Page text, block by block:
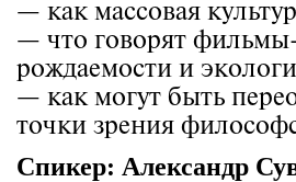
— как массовая
— что говорят
рождаемости и
— как могут быть
точки зрения
Спикер: Александр